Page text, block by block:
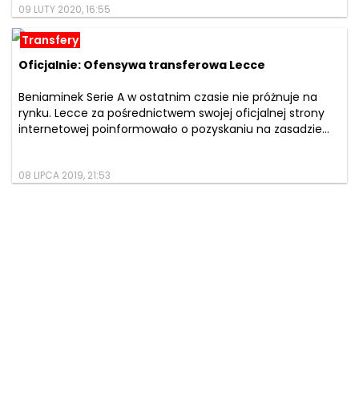
09 LUTY 2020, 16:55
Transfery
Oficjalnie: Ofensywa transferowa Lecce
Beniaminek Serie A w ostatnim czasie nie próżnuje na
rynku. Lecce za pośrednictwem swojej oficjalnej strony
internetowej poinformowało o pozyskaniu na zasadzie...
08 LIPCA 2019, 21:53